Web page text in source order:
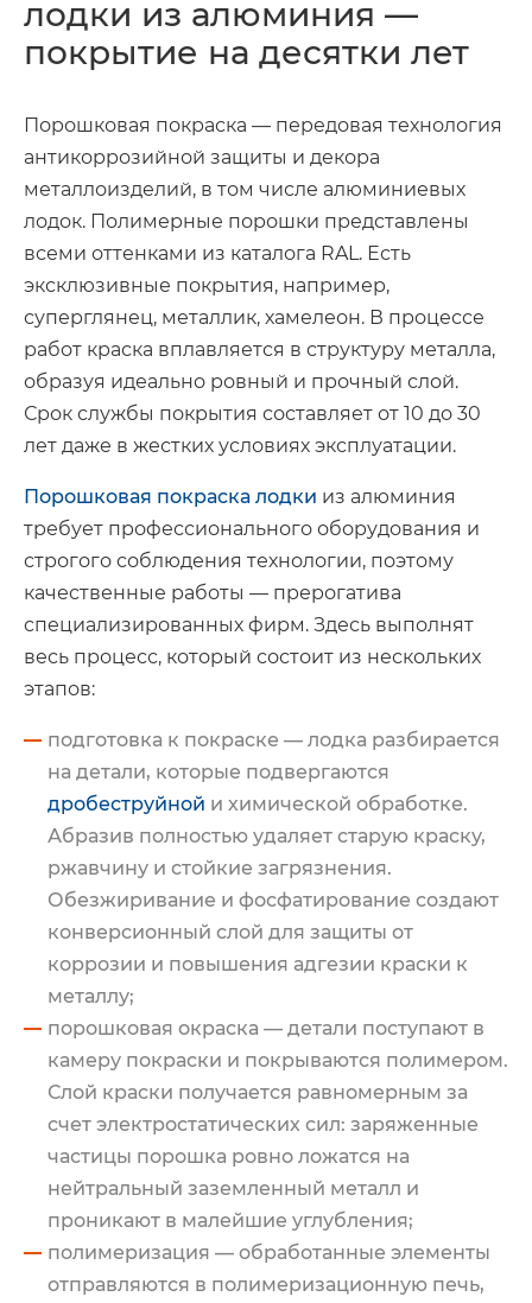
лодки из алюминия —
покрытие на десятки лет
Порошковая покраска — передовая технология
антикоррозийной защиты и декора
металлоизделий, в том числе алюминиевых
лодок. Полимерные порошки представлены
всеми оттенками из каталога RAL. Есть
эксклюзивные покрытия, например,
суперглянец, металлик, хамелеон. В процессе
работ краска вплавляется в структуру металла,
образуя идеально ровный и прочный слой.
Срок службы покрытия составляет от 10 до 30
лет даже в жестких условиях эксплуатации.
Порошковая покраска лодки из алюминия
требует профессионального оборудования и
строгого соблюдения технологии, поэтому
качественные работы — прерогатива
специализированных фирм. Здесь выполнят
весь процесс, который состоит из нескольких
этапов:
подготовка к покраске — лодка разбирается
на детали, которые подвергаются
дробеструйной и химической обработке.
Абразив полностью удаляет старую краску,
ржавчину и стойкие загрязнения.
Обезжиривание и фосфатирование создают
конверсионный слой для защиты от
коррозии и повышения адгезии краски к
металлу;
порошковая окраска — детали поступают в
камеру покраски и покрываются полимером.
Слой краски получается равномерным за
счет электростатических сил: заряженные
частицы порошка ровно ложатся на
нейтральный заземленный металл и
проникают в малейшие углубления;
полимеризация — обработанные элементы
отправляются в полимеризационную печь,